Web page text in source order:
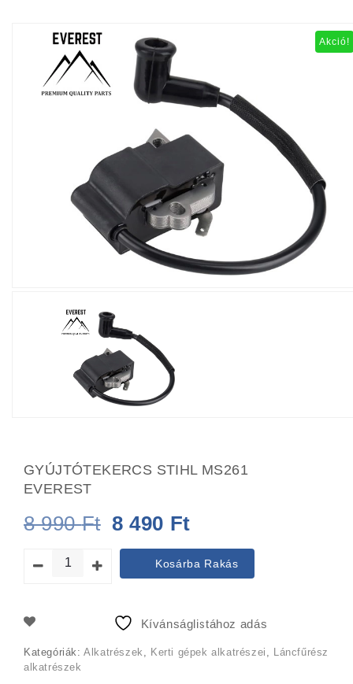
Akció!
GYÚJTÓTEKERCS STIHL MS261
EVEREST
8 990Ft Original
price
was:
8
8 490 Ft
price
is:
Kosárba Rakás
Kívánságlistához adás
Kategóriák:Alkatrészek Kerti gépek alkatrészei
Láncfűrész
alkatrészek